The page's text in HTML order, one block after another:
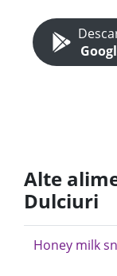
Alte
Dulciuri
Honey milk